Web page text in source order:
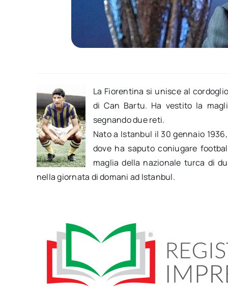
La Fiorentina si unisce al
di Can Bartu. Ha vestito la
segnando due reti.
Nato a Istanbul il 30 gennaio
dove ha saputo coniugare
maglia della nazionale turca di
nella giornata di domani ad Istanbul.